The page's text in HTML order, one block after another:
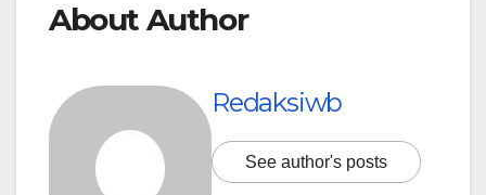
About Author
Redaksiwb
See author's posts